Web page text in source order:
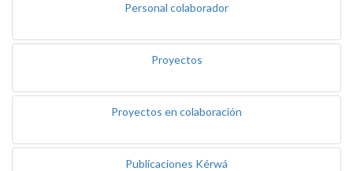
Personal colaborador
Proyectos
Proyectos en colaboración
Publicaciones Kérwá